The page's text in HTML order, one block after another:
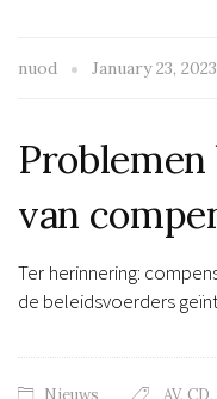
nuod January 23, 2023
van
Ter herinnering:
de beleidsvoerders
Nieuws AV, CD,